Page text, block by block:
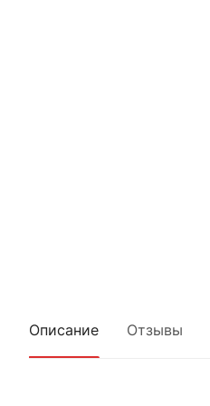
Описание Отзывы